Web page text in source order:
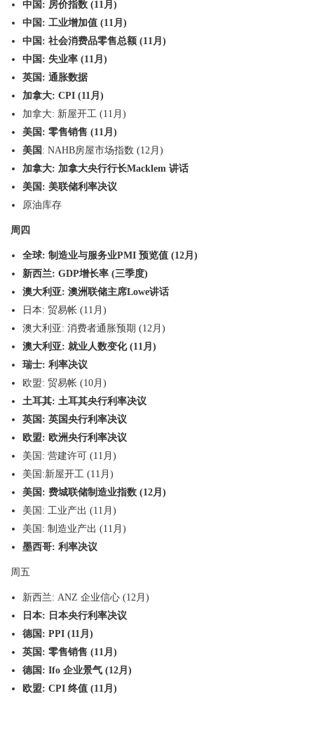
中国 : 房价指数 (11月 )
中国 : 工业增加值 (11月 )
中国 : 社会消费品零售总额 (11月 )
中国 : 失业率 (11月 )
英国 : 通胀数据
加拿大: CPI (11月 )
加拿大: 新屋开工 (11 月 )
美国 : 零售销售 (11月 )
美国 : NAHB房屋市场指数 (12月 )
加拿大: 加拿大央行行长Macklem 讲话
美国 : 美联储利率决议
原油库存
周四
全球: 制造业与服务业PMI 预览值 (12月 )
新西兰: GDP增长率 (三季度)
澳大利亚: 澳洲联储主席Lowe讲话
日本: 贸易帐 (11 月 )
澳大利亚 : 消费者通胀预期 (12月 )
澳大利亚: 就业人数变化(11月 )
瑞士: 利率决议
欧盟: 贸易帐 (10月 )
土耳其: 土耳其央行利率决议
英国 : 英国央行利率决议
欧盟: 欧洲央行利率决议
美国 : 营建许可 (11 月 )
美国 :新屋开工 (11 月 )
美国 : 费城联储制造业指数 (12月 )
美国 : 工业产出 (11 月 )
美国 : 制造业产出 (11 月 )
墨西哥: 利率决议
周五
新西兰: ANZ 企业信心 (12月 )
日本: 日本央行利率决议
德国 : PPI (11月 )
英国 : 零售销售 (11月 )
德国 : Ifo 企业景气 (12月 )
欧盟: CPI 终值 (11月 )